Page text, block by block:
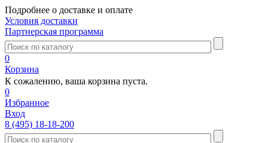
Подробнее о доставке и оплате
Условия доставки
Партнерская программа
0
Корзина
К сожалению, ваша корзина пуста.
0
Избранное
Вход
8 (495) 18-18-200